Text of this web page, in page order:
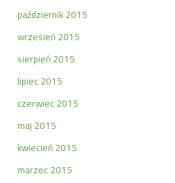
październik 2015
wrzesień 2015
sierpień 2015
lipiec 2015
czerwiec 2015
maj 2015
kwiecień 2015
marzec 2015